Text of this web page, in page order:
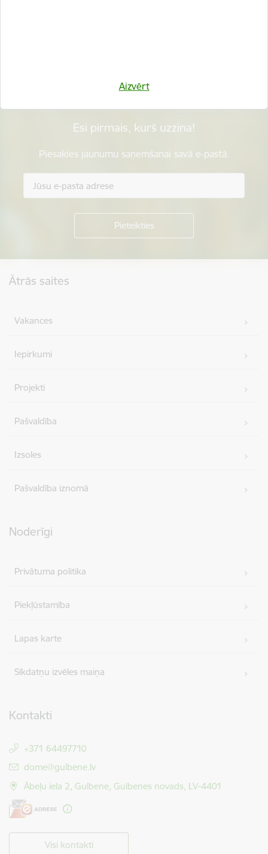
Aizvērt
Esi pirmais, kurš uzzina!
Piesakies jaunumu saņemšanai savā e-pastā.
Ātrās saites
Vakances
Iepirkumi
Projekti
Pašvaldība
Izsoles
Pašvaldība iznomā
Noderīgi
Privātuma politika
Piekļūstamība
Lapas karte
Sīkdatņu izvēles maiņa
Kontakti
+371 64497710
E-pasts:
dome@gulbene.lv
Ābeļu iela 2, Gulbene, Gulbenes novads, LV-4401
Visi kontakti